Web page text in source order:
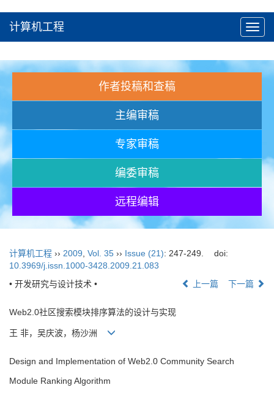
计算机工程
作者投稿和查稿
主编审稿
专家审稿
编委审稿
远程编辑
计算机工程 ›› 2009 Vol. 35 ›› Issue (21): 247-249.
doi:
10.3969/j.issn.1000-3428.2009.21.083
• 开发研究与设计技术 •
上一篇 下一篇
Web2.0社区搜索模块排序算法的设计与实现
王 非，吴庆波，杨沙洲
Design and Implementation of Web2.0 Community Search
Module Ranking Algorithm